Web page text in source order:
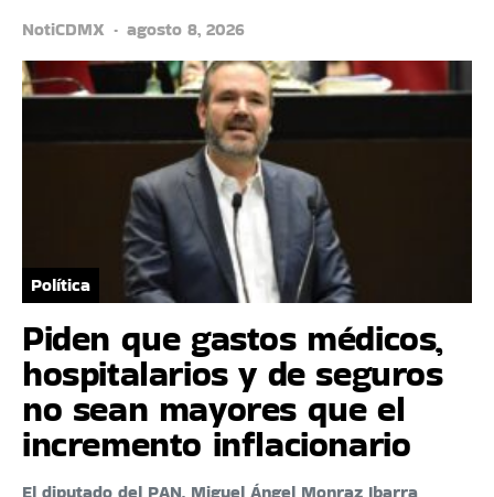
NotiCDMX
agosto 8, 2026
Política
Piden que gastos médicos,
hospitalarios y de seguros
no sean mayores que el
incremento inflacionario
El diputado del PAN, Miguel Ángel Monraz Ibarra